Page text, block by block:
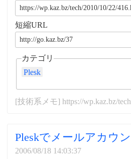
短縮URL
カテゴリ
Plesk
[技術系メモ] https://wp.kaz.bz/tech
Pleskでメールアカウ
2006/08/18 14:03:37